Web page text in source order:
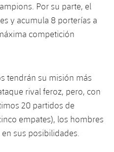
Por su parte, el
y acumula 8 porterías a
competición
tendrán su misión más
rival feroz, pero, con
20 partidos de
empates), los hombres
sus posibilidades.